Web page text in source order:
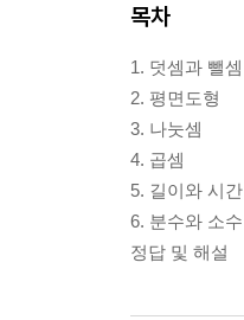
목차
1. 덧셈과 뺄셈
2. 평면도형
3. 나눗셈
4. 곱셈
5. 길이와 시간
6. 분수와 소수
정답 및 해설